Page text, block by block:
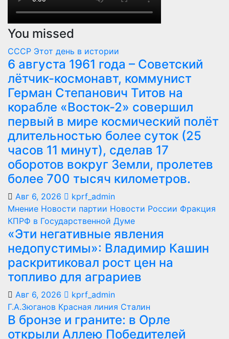
You missed
СССР Этот день в истории
6 августа 1961 года – Советский
лётчик-космонавт, коммунист
Герман Степанович Титов на
корабле «Восток-2» совершил
первый в мире космический полёт
длительностью более суток (25
часов 11 минут), сделав 17
оборотов вокруг Земли, пролетев
более 700 тысяч километров.
Авг 6, 2026
kprf_admin
Мнение Новости партии Новости России Фракция
КПРФ в Государственной Думе
«Эти негативные явления
недопустимы»: Владимир Кашин
раскритиковал рост цен на
топливо для аграриев
Авг 6, 2026
kprf_admin
Г.А.Зюганов Красная линия Сталин
В бронзе и граните: в Орле
открыли Аллею Победителей